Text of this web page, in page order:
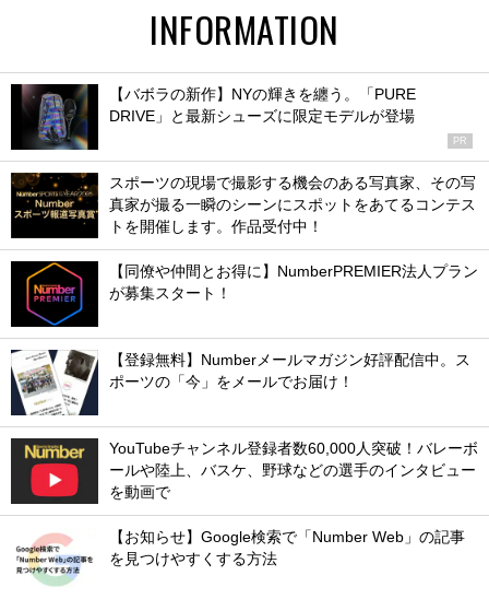
INFORMATION
【バボラの新作】NYの輝きを纏う。「PURE
DRIVE」と最新シューズに限定モデルが登場
PR
スポーツの現場で撮影する機会のある写真家、その写
真家が撮る一瞬のシーンにスポットをあてるコンテス
トを開催します。作品受付中！
【同僚や仲間とお得に】NumberPREMIER法人プラン
が募集スタート！
【登録無料】Numberメールマガジン好評配信中。ス
ポーツの「今」をメールでお届け！
YouTubeチャンネル登録者数60,000人突破！バレーボ
ールや陸上、バスケ、野球などの選手のインタビュー
を動画で
【お知らせ】Google検索で「Number Web」の記事
を見つけやすくする方法